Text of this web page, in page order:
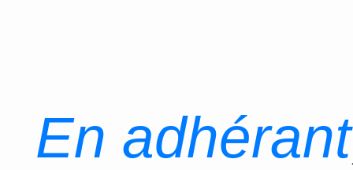
En adhérant